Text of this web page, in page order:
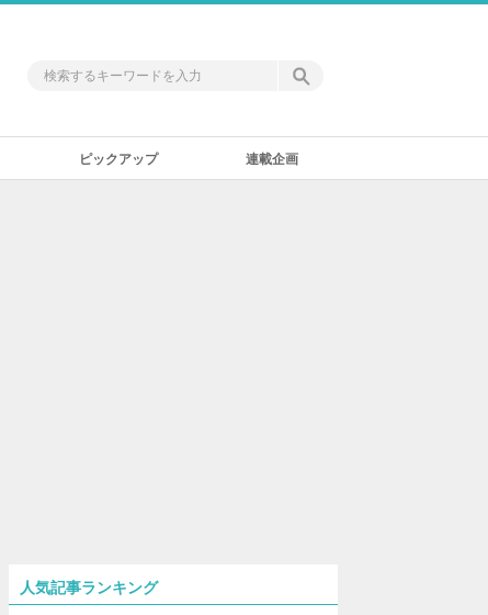
ピックアップ 連載企画
人気記事ランキング